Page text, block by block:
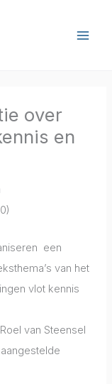
over
en
een
van het
vlot kennis
van Steensel